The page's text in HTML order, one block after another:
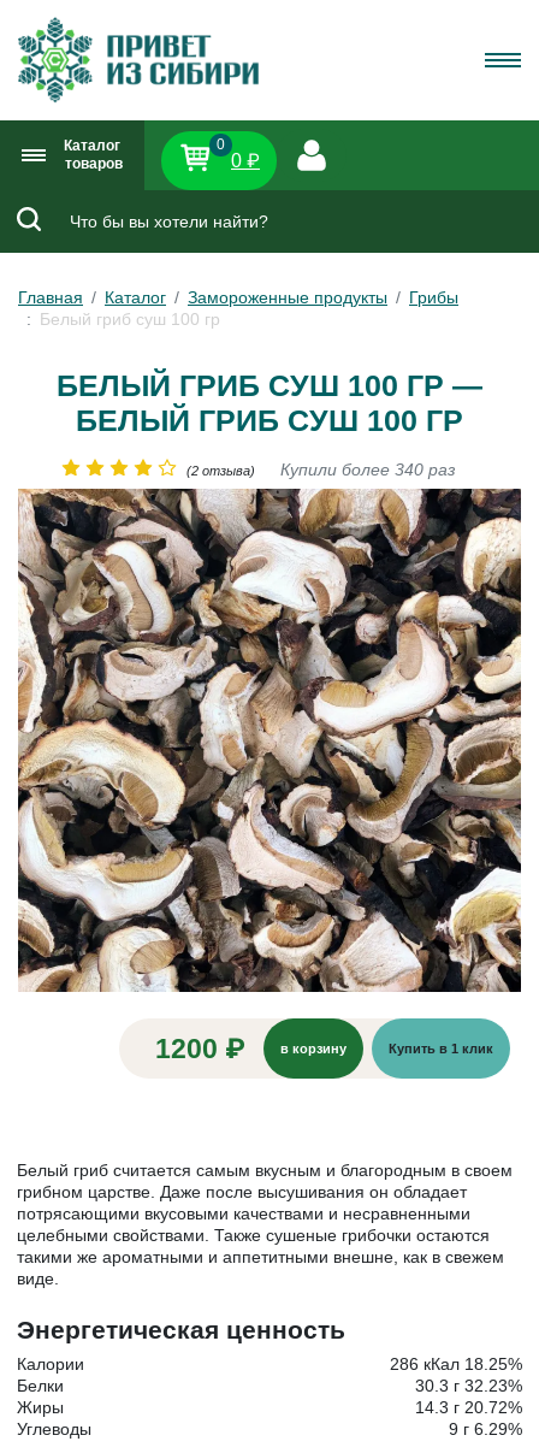
Каталог
товаров
0
0 ₽
Главная Каталог Замороженные продукты
Грибы
Белый гриб суш 100 гр
БЕЛЫЙ ГРИБ СУШ 100 ГР —
БЕЛЫЙ ГРИБ СУШ 100 ГР
(2 отзыва) Купили более 340 раз
1200 ₽ в корзину Купить в 1 клик
Белый гриб считается самым вкусным и благородным в своем
грибном царстве. Даже после высушивания он обладает
потрясающими вкусовыми качествами и несравненными
целебными свойствами. Также сушеные грибочки остаются
такими же ароматными и аппетитными внешне, как в свежем
виде.
Энергетическая ценность
Калории
286 кКал 18.25%
Белки
30.3 г 32.23%
Жиры
14.3 г 20.72%
Углеводы
9 г 6.29%